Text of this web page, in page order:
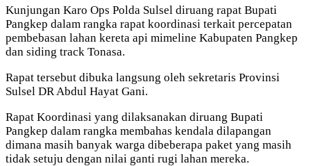
Kunjungan Karo Ops Polda Sulsel diruang rapat Bupati
Pangkep dalam rangka rapat koordinasi terkait percepatan
pembebasan lahan kereta api mimeline Kabupaten Pangkep
dan siding track Tonasa.
Rapat tersebut dibuka langsung oleh sekretaris Provinsi
Sulsel DR Abdul Hayat Gani.
Rapat Koordinasi yang dilaksanakan diruang Bupati
Pangkep dalam rangka membahas kendala dilapangan
dimana masih banyak warga dibeberapa paket yang masih
tidak setuju dengan nilai ganti rugi lahan mereka.